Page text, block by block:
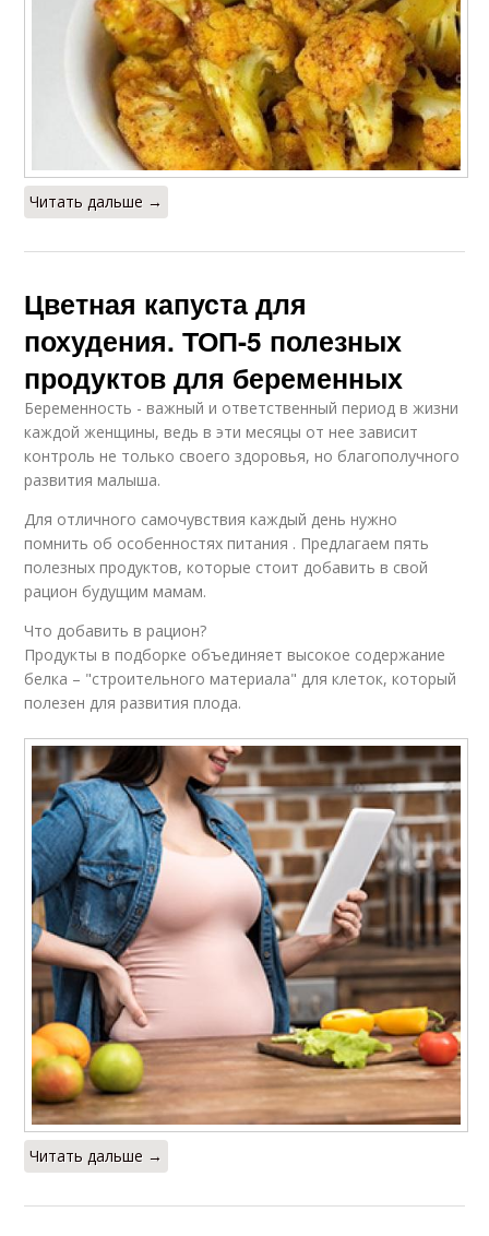
Читать дальше →
Цветная капуста для
похудения. ТОП-5 полезных
продуктов для беременных
Беременность - важный и ответственный период в жизни
каждой женщины, ведь в эти месяцы от нее зависит
контроль не только своего здоровья, но благополучного
развития малыша.
Для отличного самочувствия каждый день нужно
помнить об особенностях питания . Предлагаем пять
полезных продуктов, которые стоит добавить в свой
рацион будущим мамам.
Что добавить в рацион?
Продукты в подборке объединяет высокое содержание
белка – "строительного материала" для клеток, который
полезен для развития плода.
Читать дальше →